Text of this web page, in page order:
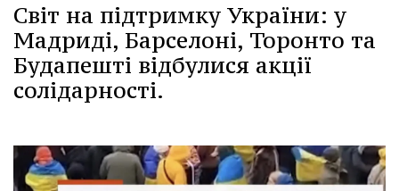
Світ на підтримку України: у
Мадриді, Барселоні, Торонто та
Будапешті відбулися акції
солідарності.